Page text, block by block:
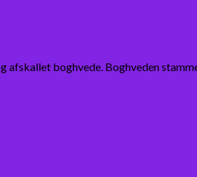
boghvede. Boghveden